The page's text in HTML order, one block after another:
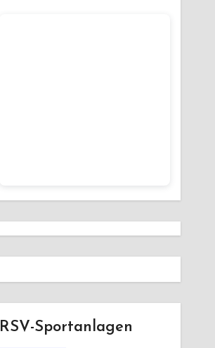
RSV-Sportanlagen